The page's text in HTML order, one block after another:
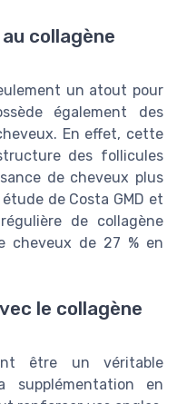
collagène
un atout pour
également des
En effet, cette
des follicules
de cheveux plus
de Costa GMD et
de collagène
cheveux de 27 % en
le collagène
être un véritable
supplémentation en